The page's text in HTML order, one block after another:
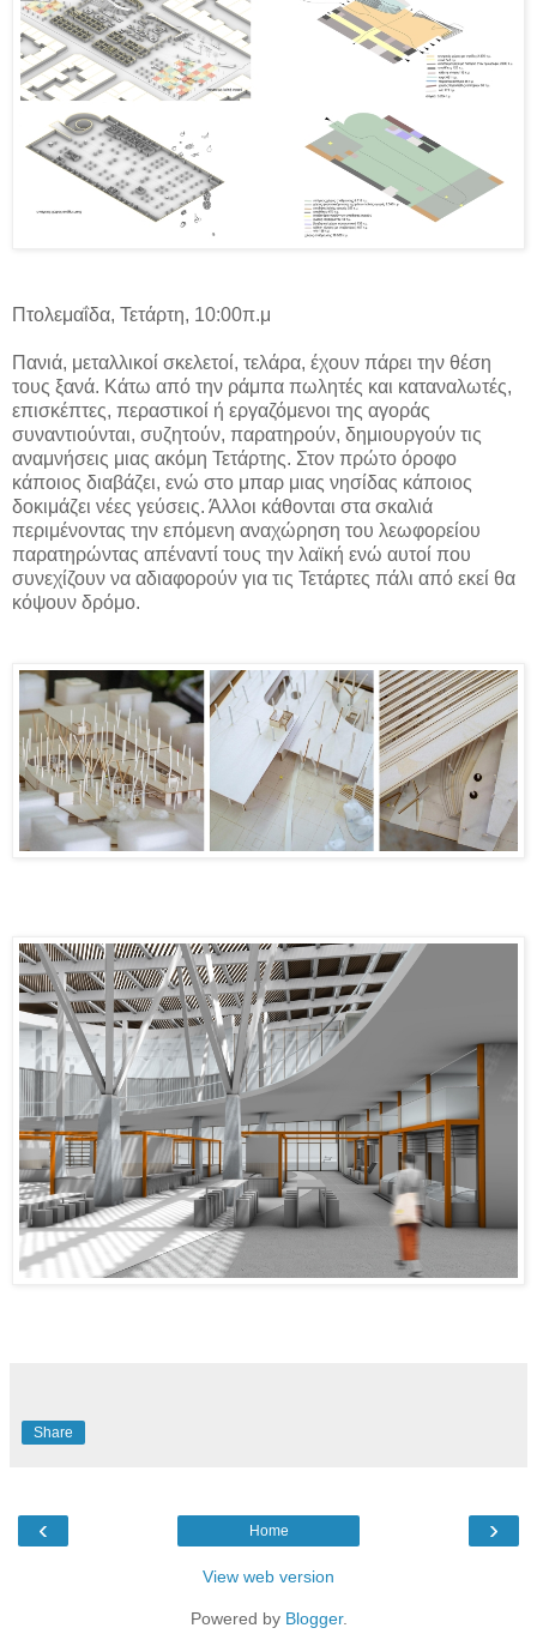
Πτολεμαΐδα, Τετάρτη, 10:00π.μ
Πανιά, μεταλλικοί σκελετοί, τελάρα, έχουν πάρει την θέση
τους ξανά. Κάτω από την ράμπα πωλητές και καταναλωτές,
επισκέπτες, περαστικοί ή εργαζόμενοι της αγοράς
συναντιούνται, συζητούν, παρατηρούν, δημιουργούν τις
αναμνήσεις μιας ακόμη Τετάρτης. Στον πρώτο όροφο
κάποιος διαβάζει, ενώ στο μπαρ μιας νησίδας κάποιος
δοκιμάζει νέες γεύσεις. Άλλοι κάθονται στα σκαλιά
περιμένοντας την επόμενη αναχώρηση του λεωφορείου
παρατηρώντας απέναντί τους την λαϊκή ενώ αυτοί που
συνεχίζουν να αδιαφορούν για τις Τετάρτες πάλι από εκεί θα
κόψουν δρόμο.
Share
‹ ›
Home
View web version
Powered by Blogger.